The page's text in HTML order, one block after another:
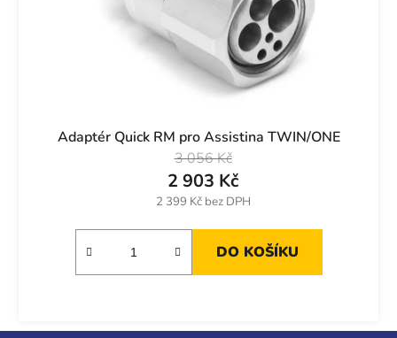
Adaptér Quick RM pro Assistina TWIN/ONE
2 399 Kč bez DPH
2 903 Kč
3 056 Kč
DO KOŠÍKU